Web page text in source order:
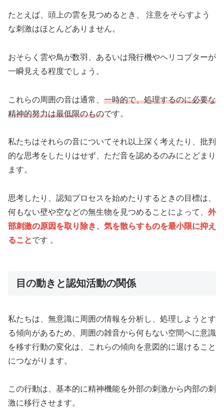
たとえば、頭上の雲を見つめるとき、 注意をそらすよう
な刺激はほとんどありません。
おそらく雲や鳥が数羽、あるいは飛行機やヘリコプターが
一瞬見える程度でしょう。
これらの周囲の音は通常、 一時的で、処理するのに必要な
精神的努力は最低限のものです。
私たちはそれらの音についてそれ以上深く考えたり、批判
的な思考をしたりはせず、ただ音を認めるのみにとどまり
ます。
思考したり、認知プロセスを始めたりするときの目標は、
何もない壁や空などの無生物を見つめることによって、 外
部刺激の原因を取り除き、気を散らすものを最小限に抑え
ることです 。
目の動きと認知活動の関係
私たちは、無意識に周囲の情報を分析し、処理しようとす
る傾向があるため、周囲の雑音から何もない空間へに意識
を移す行動の変化は、これらの傾向を意図的に退けること
につながります。
この行動は、基本的に精神機能を外部の刺激から内部の刺
激に移行させます。